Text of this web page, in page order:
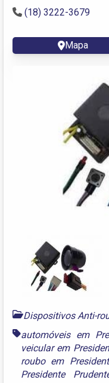
(18) 3222-3679
Mapa
Dispositivos Anti-
automóveis em
veicular em
roubo em
Presidente